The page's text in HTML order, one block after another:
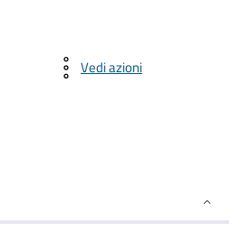
Vedi azioni